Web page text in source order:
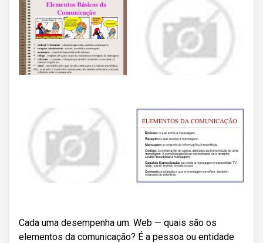
Cada uma desempenha um. Web — quais são os
elementos da comunicação? É a pessoa ou entidade